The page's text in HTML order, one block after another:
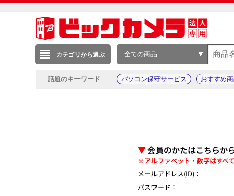
カテゴリから選ぶ 全ての商品
話題のキーワード パソコン保守サービス おすすめ
▼会員のかたはこちらか
※アルファベット・数字はすべ
メールアドレス(ID)：
パスワード：